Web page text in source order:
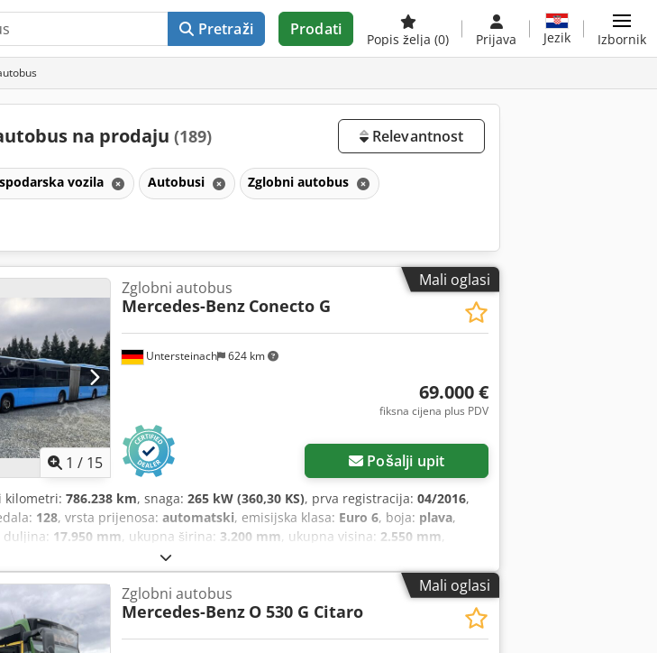
Pretraži Prodati
Popis želja (0) Prijava Jezik Izbornik
na prodaju (189) Relevantnost
vozila Autobusi Zglobni autobus
Mali oglasi
1 / 15
Untersteinach 624 km
Zglobni autobus
Mercedes-Benz Conecto G
69.000 €
fiksna cijena plus PDV
Pošalji upit
kilometri: 786.238 km, snaga: 265 kW (360,30 KS), prva registracija: 04/2016,
128, vrsta prijenosa: automatski, emisijska klasa: Euro 6, boja: plava,
duljina: 17.950 mm, ukupna širina: 3.200 mm, ukupna visina: 2.550 mm,
ABS, klima uređaj, kontrola proklizavanja, maglenke, servo
Mali oglasi
Zglobni autobus
Mercedes-Benz O 530 G Citaro